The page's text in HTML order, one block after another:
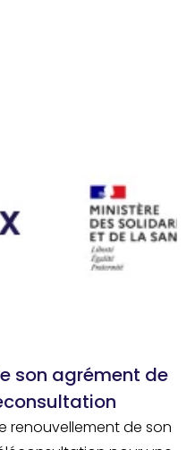
son agrément de
renouvellement de son